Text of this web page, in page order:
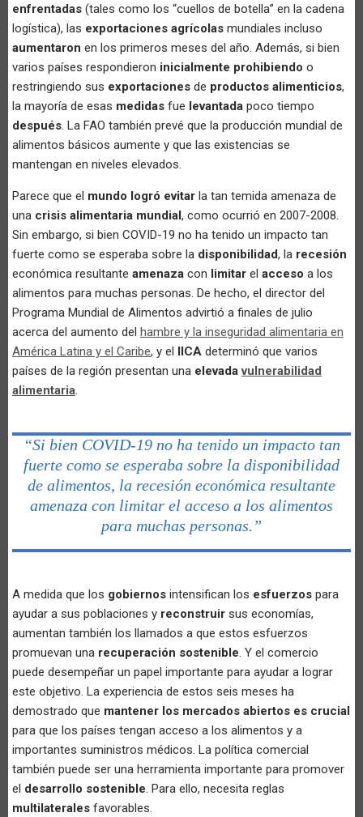
enfrentadas (tales como los “cuellos de botella” en la cadena
logística), las exportaciones agrícolas mundiales incluso
aumentaron en los primeros meses del año. Además, si bien
varios países respondieron inicialmente prohibiendo o
restringiendo sus exportaciones de productos alimenticios,
la mayoría de esas medidas fue levantada poco tiempo
después. La FAO también prevé que la producción mundial de
alimentos básicos aumente y que las existencias se
mantengan en niveles elevados.
Parece que el mundo logró evitar la tan temida amenaza de
una crisis alimentaria mundial, como ocurrió en 2007-2008.
Sin embargo, si bien COVID-19 no ha tenido un impacto tan
fuerte como se esperaba sobre la disponibilidad, la recesión
económica resultante amenaza con limitar el acceso a los
alimentos para muchas personas. De hecho, el director del
Programa Mundial de Alimentos advirtió a finales de julio
acerca del aumento del hambre y la inseguridad alimentaria en
América Latina y el Caribe, y el IICA determinó que varios
países de la región presentan una elevadavulnerabilidad
alimentaria.
“Si bien COVID-19 no ha tenido un impacto tan
fuerte como se esperaba sobre la disponibilidad
de alimentos, la recesión económica resultante
amenaza con limitar el acceso a los alimentos
para muchas personas.”
A medida que los gobiernos intensifican los esfuerzos para
ayudar a sus poblaciones y reconstruir sus economías,
aumentan también los llamados a que estos esfuerzos
promuevan una recuperación sostenible. Y el comercio
puede desempeñar un papel importante para ayudar a lograr
este objetivo. La experiencia de estos seis meses ha
demostrado que mantener los mercados abiertos es crucial
para que los países tengan acceso a los alimentos y a
importantes suministros médicos. La política comercial
también puede ser una herramienta importante para promover
el desarrollo sostenible. Para ello, necesita reglas
multilaterales favorables.